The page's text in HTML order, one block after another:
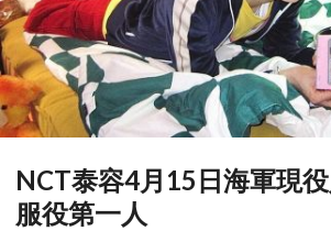
NCT泰容4月15日海軍現
服役第一人